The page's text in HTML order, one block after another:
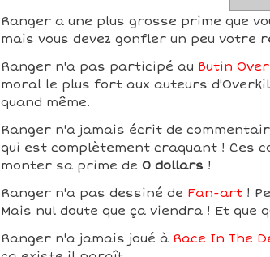
Ranger a une plus grosse prime que
mais vous devez gonfler un peu votre
Ranger n'a pas participé au Butin
moral le plus fort aux auteurs
quand même.
Ranger n'a jamais écrit de
qui est complètement craquant ! Ces
monter sa prime de 0 dollars !
Ranger n'a pas dessiné de Fan-art!
Mais nul doute que ça viendra ! Et
Ranger n'a jamais joué à Race In The